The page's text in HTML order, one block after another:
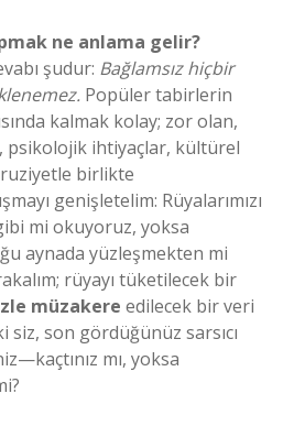
ne anlama gelir?
şudur: Bağlamsız hiçbir
Popüler tabirlerin
kalmak kolay; zor olan,
psikolojik ihtiyaçlar, kültürel
birlikte
genişletelim: Rüyalarımızı
mi okuyoruz, yoksa
aynada yüzleşmekten mi
rüyayı tüketilecek bir
müzakere edilecek bir veri
siz, son gördüğünüz sarsıcı
mı, yoksa